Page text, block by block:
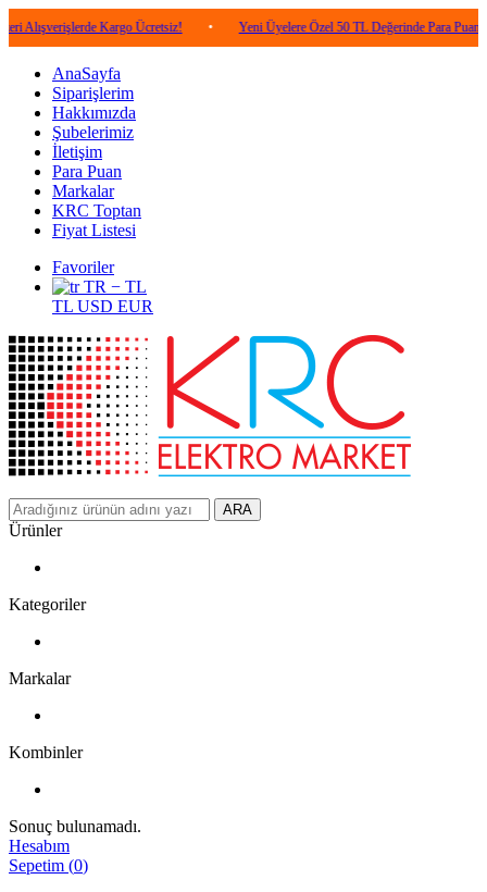
Kargo Ücretsiz! • Yeni Üyelere Özel 50 TL Değerinde Para Puan! •
AnaSayfa
Siparişlerim
Hakkımızda
Şubelerimiz
İletişim
Para Puan
Markalar
KRC Toptan
Fiyat Listesi
Favoriler
TR − TL
TL USD EUR
ARA
Ürünler
Kategoriler
Markalar
Kombinler
Sonuç bulunamadı.
Hesabım
Sepetim (0)